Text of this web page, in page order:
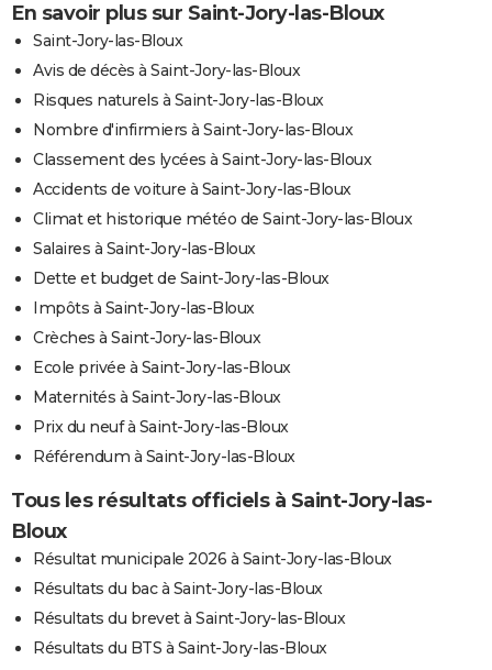
En savoir plus sur Saint-Jory-las-Bloux
Saint-Jory-las-Bloux
Avis de décès à Saint-Jory-las-Bloux
Risques naturels à Saint-Jory-las-Bloux
Nombre d'infirmiers à Saint-Jory-las-Bloux
Classement des lycées à Saint-Jory-las-Bloux
Accidents de voiture à Saint-Jory-las-Bloux
Climat et historique météo de Saint-Jory-las-Bloux
Salaires à Saint-Jory-las-Bloux
Dette et budget de Saint-Jory-las-Bloux
Impôts à Saint-Jory-las-Bloux
Crèches à Saint-Jory-las-Bloux
Ecole privée à Saint-Jory-las-Bloux
Maternités à Saint-Jory-las-Bloux
Prix du neuf à Saint-Jory-las-Bloux
Référendum à Saint-Jory-las-Bloux
Tous les résultats officiels à Saint-Jory-las-
Bloux
Résultat municipale 2026 à Saint-Jory-las-Bloux
Résultats du bac à Saint-Jory-las-Bloux
Résultats du brevet à Saint-Jory-las-Bloux
Résultats du BTS à Saint-Jory-las-Bloux